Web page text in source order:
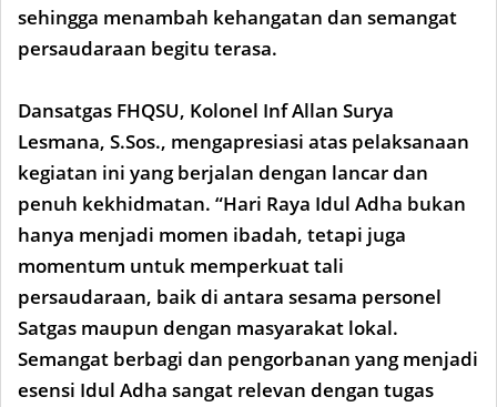
sehingga menambah kehangatan dan semangat
persaudaraan begitu terasa.
Dansatgas FHQSU, Kolonel Inf Allan Surya
Lesmana, S.Sos., mengapresiasi atas pelaksanaan
kegiatan ini yang berjalan dengan lancar dan
penuh kekhidmatan. “Hari Raya Idul Adha bukan
hanya menjadi momen ibadah, tetapi juga
momentum untuk memperkuat tali
persaudaraan, baik di antara sesama personel
Satgas maupun dengan masyarakat lokal.
Semangat berbagi dan pengorbanan yang menjadi
esensi Idul Adha sangat relevan dengan tugas